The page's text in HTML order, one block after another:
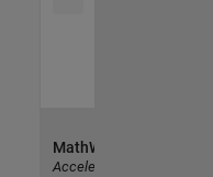
MathWorks
Accelerating